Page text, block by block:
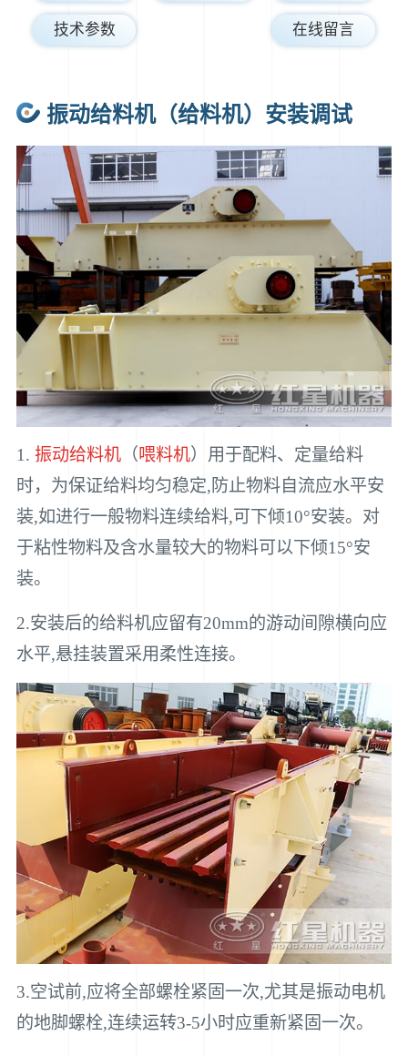
技术参数 在线留言
振动给料机（给料机）安装调试
1. 振动给料机（喂料机）用于配料、定量给料
时，为保证给料均匀稳定,防止物料自流应水平安
装,如进行一般物料连续给料,可下倾10°安装。对
于粘性物料及含水量较大的物料可以下倾15°安
装。
2.安装后的给料机应留有20mm的游动间隙横向应
水平,悬挂装置采用柔性连接。
3.空试前,应将全部螺栓紧固一次,尤其是振动电机
的地脚螺栓,连续运转3-5小时应重新紧固一次。